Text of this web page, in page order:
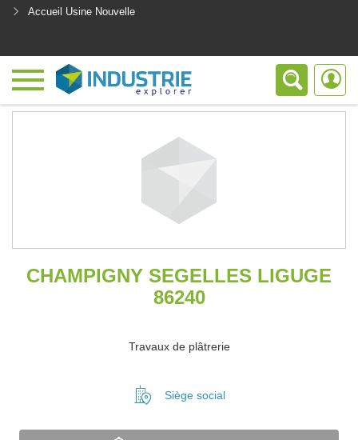
Accueil Usine Nouvelle
CHAMPIGNY SEGELLES LIGUGE
86240
Travaux de plâtrerie
Siège social